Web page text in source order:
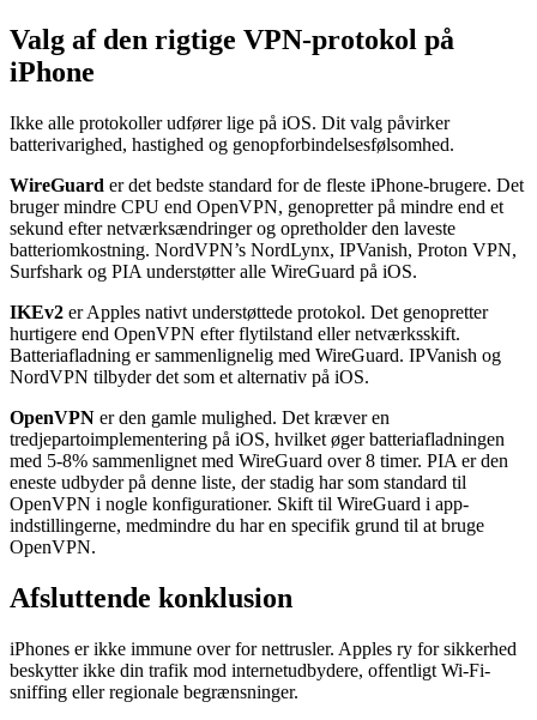
Valg af den rigtige VPN-protokol på
iPhone
Ikke alle protokoller udfører lige på iOS. Dit valg påvirker
batterivarighed, hastighed og genopforbindelsesfølsomhed.
WireGuard er det bedste standard for de fleste iPhone-brugere. Det
bruger mindre CPU end OpenVPN, genopretter på mindre end et
sekund efter netværksændringer og opretholder den laveste
batteriomkostning. NordVPN’s NordLynx, IPVanish, Proton VPN,
Surfshark og PIA understøtter alle WireGuard på iOS.
IKEv2 er Apples nativt understøttede protokol. Det genopretter
hurtigere end OpenVPN efter flytilstand eller netværksskift.
Batteriafladning er sammenlignelig med WireGuard. IPVanish og
NordVPN tilbyder det som et alternativ på iOS.
OpenVPN er den gamle mulighed. Det kræver en
tredjepartoimplementering på iOS, hvilket øger batteriafladningen
med 5-8% sammenlignet med WireGuard over 8 timer. PIA er den
eneste udbyder på denne liste, der stadig har som standard til
OpenVPN i nogle konfigurationer. Skift til WireGuard i app-
indstillingerne, medmindre du har en specifik grund til at bruge
OpenVPN.
Afsluttende konklusion
iPhones er ikke immune over for nettrusler. Apples ry for sikkerhed
beskytter ikke din trafik mod internetudbydere, offentligt Wi-Fi-
sniffing eller regionale begrænsninger.